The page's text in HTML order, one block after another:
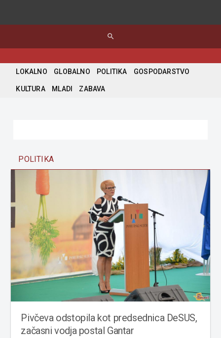
search
LOKALNO GLOBALNO POLITIKA GOSPODARSTVO
KULTURA MLADI ZABAVA
POLITIKA
Pivčeva odstopila kot predsednica DeSUS,
začasni vodja postal Gantar